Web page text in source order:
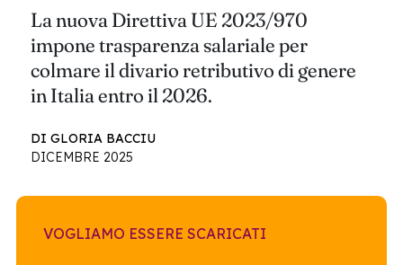
La nuova Direttiva UE 2023/970
impone trasparenza salariale per
colmare il divario retributivo di genere
in Italia entro il 2026.
DI GLORIA BACCIU
DICEMBRE 2025
VOGLIAMO ESSERE SCARICATI